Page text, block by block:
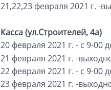
21,22,23 февраля 2021 г. -
Касса (ул.Строителей, 4а)
20 февраля 2021 г. - с 9-00
21 февраля 2021 г. -
22 февраля 2021 г. - с 9-00
23 февраля 2021 г. -